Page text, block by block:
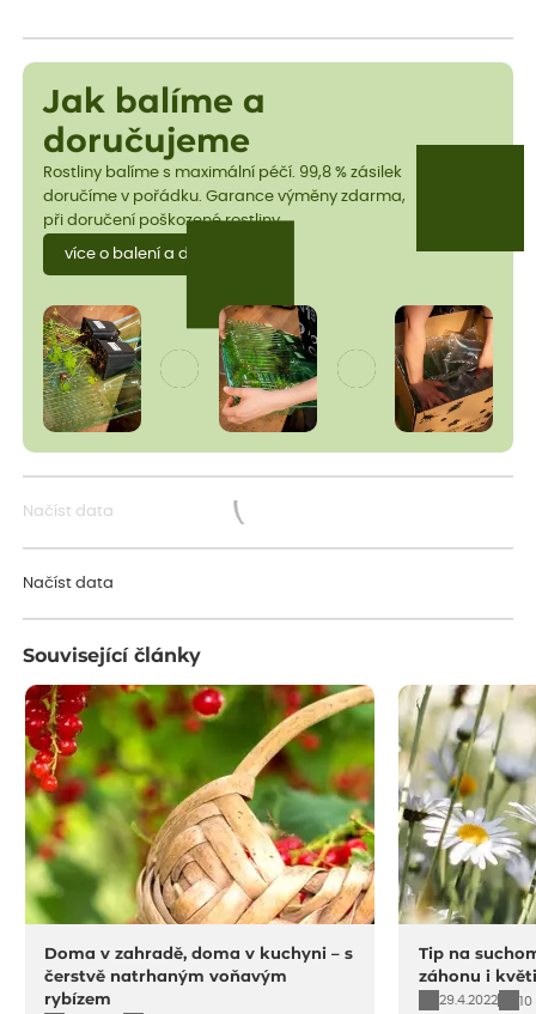
Jak balíme a
doručujeme
Rostliny balíme s maximální péčí. 99,8 % zásilek
doručíme v pořádku. Garance výměny zdarma,
při doručení poškozené rostliny.
více o balení a dopravě
Načíst data
Načíst data
Související články
Doma v zahradě, doma v kuchyni – s
čerstvě natrhaným voňavým
rybízem
Tip na
záhonu i
29.4.2022